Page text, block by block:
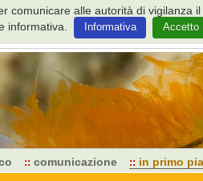
comunicare alle autorità di vigilanza
informativa.
Informativa Accetto